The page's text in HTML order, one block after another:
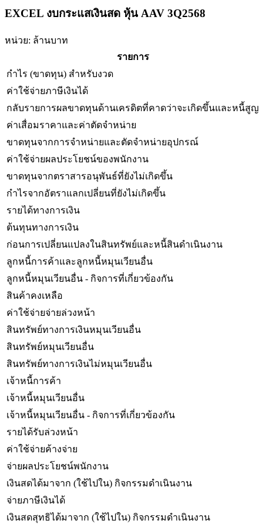
EXCEL งบกระแสเงินสด หุ้น AAV 3Q2568
หน่วย: ล้านบาท
รายการ
กำไร (ขาดทุน) สำหรับงวด
ค่าใช้จ่ายภาษีเงินได้
กลับรายการผลขาดทุนด้านเครดิตที่คาดว่าจะเกิดขึ้นและหนี้สูญ
ค่าเสื่อมราคาและค่าตัดจำหน่าย
ขาดทุนจากการจำหน่ายและตัดจำหน่ายอุปกรณ์
ค่าใช้จ่ายผลประโยชน์ของพนักงาน
ขาดทุนจากตราสารอนุพันธ์ที่ยังไม่เกิดขึ้น
กำไรจากอัตราแลกเปลี่ยนที่ยังไม่เกิดขึ้น
รายได้ทางการเงิน
ต้นทุนทางการเงิน
ก่อนการเปลี่ยนแปลงในสินทรัพย์และหนี้สินดำเนินงาน
ลูกหนี้การค้าและลูกหนี้หมุนเวียนอื่น
ลูกหนี้หมุนเวียนอื่น - กิจการที่เกี่ยวข้องกัน
สินค้าคงเหลือ
ค่าใช้จ่ายจ่ายล่วงหน้า
สินทรัพย์ทางการเงินหมุนเวียนอื่น
สินทรัพย์หมุนเวียนอื่น
สินทรัพย์ทางการเงินไม่หมุนเวียนอื่น
เจ้าหนี้การค้า
เจ้าหนี้หมุนเวียนอื่น
เจ้าหนี้หมุนเวียนอื่น - กิจการที่เกี่ยวข้องกัน
รายได้รับล่วงหน้า
ค่าใช้จ่ายค้างจ่าย
จ่ายผลประโยชน์พนักงาน
เงินสดได้มาจาก (ใช้ไปใน) กิจกรรมดำเนินงาน
จ่ายภาษีเงินได้
เงินสดสุทธิได้มาจาก (ใช้ไปใน) กิจกรรมดำเนินงาน